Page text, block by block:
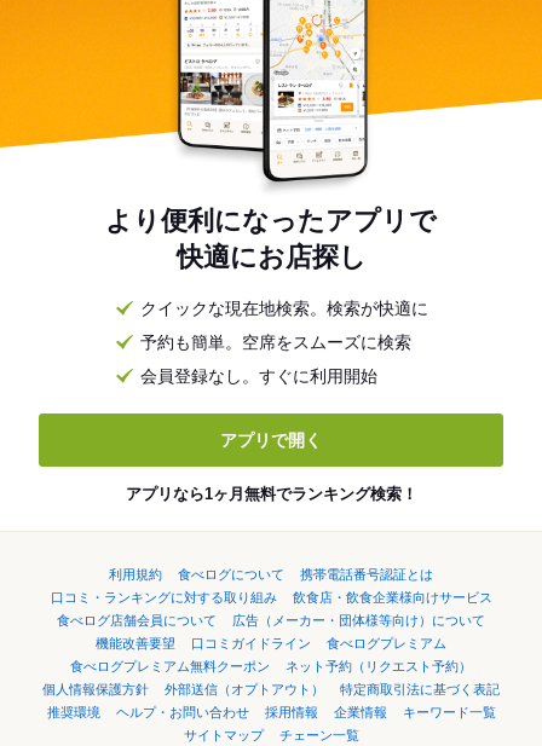
より便利になったアプリで
快適にお店探し
クイックな現在地検索。検索が快適に
予約も簡単。空席をスムーズに検索
会員登録なし。すぐに利用開始
アプリで開く
アプリなら1ヶ月無料でランキング検索！
利用規約 食べログについて
携帯電話番号認証とは
口コミ・ランキングに対する取り組み
飲食店・飲食企業様向けサービス
食べログ店舗会員について
広告（メーカー・団体様等向け）について
機能改善要望
口コミガイドライン
食べログプレミアム
食べログプレミアム無料クーポン
ネット予約（リクエスト予約）
個人情報保護方針
外部送信（オプトアウト）
特定商取引法に基づく表記
推奨環境
ヘルプ・お問い合わせ 採用情報 企業情報
キーワード一覧
サイトマップ
チェーン一覧